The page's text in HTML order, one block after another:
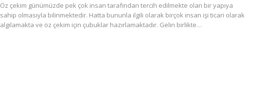
Öz çekim günümüzde pek çok insan tarafından tercih edilmekte olan bir yapıya
sahip olmasıyla bilinmektedir. Hatta bununla ilgili olarak birçok insan işi ticari olarak
algılamakta ve öz çekim için çubuklar hazırlamaktadır. Gelin birlikte…